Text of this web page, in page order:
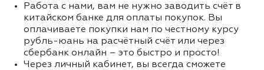
Работа с нами, вам не нужно заводить счёт в
китайском банке для оплаты покупок. Вы
оплачиваете покупки нам по честному курсу
рубль-юань на расчётный счёт или через
сбербанк онлайн – это быстро и просто!
Через личный кабинет, вы всегда сможете